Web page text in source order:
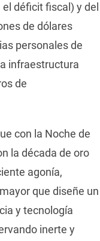
déficit fiscal) y del
de dólares
personales de
infraestructura
de
con la Noche de
la década de oro
agonía,
que diseñe un
y tecnología
inerte y